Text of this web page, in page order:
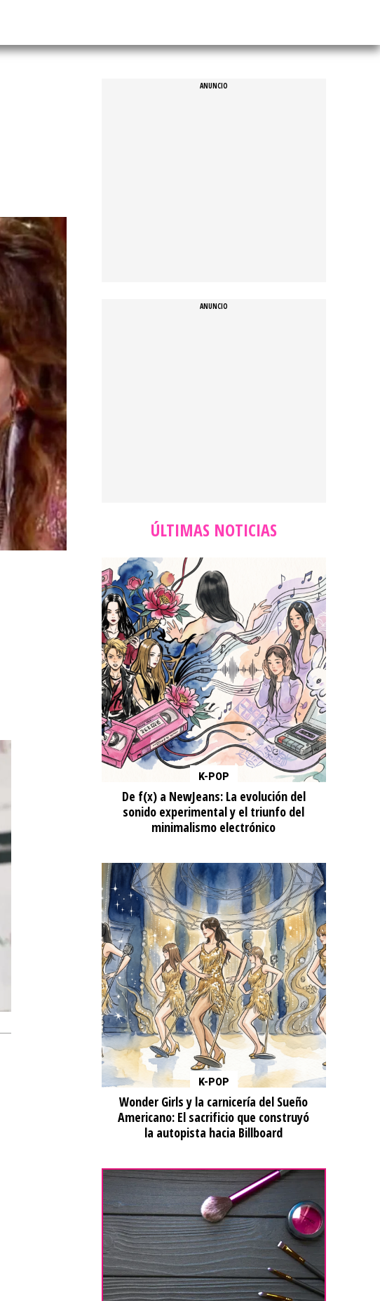
ÚLTIMAS NOTICIAS
K-POP
De f(x) a NewJeans: La evolución del
sonido experimental y el triunfo del
minimalismo electrónico
K-POP
Wonder Girls y la carnicería del Sueño
Americano: El sacrificio que construyó
la autopista hacia Billboard